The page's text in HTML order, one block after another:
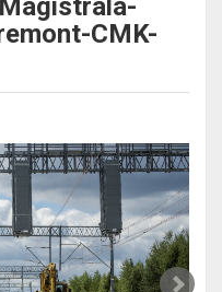
CMK-